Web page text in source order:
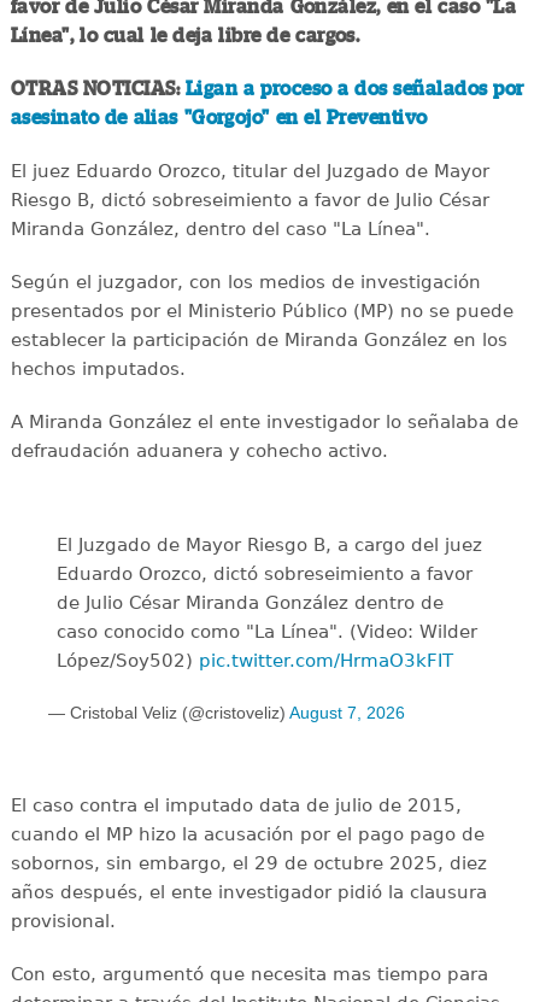
favor de Julio César Miranda González, en el caso "La
Línea", lo cual le deja libre de cargos.
OTRAS NOTICIAS: Ligan a proceso a dos señalados por
asesinato de alias "Gorgojo" en el Preventivo
El juez Eduardo Orozco, titular del Juzgado de Mayor
Riesgo B, dictó sobreseimiento a favor de Julio César
Miranda González, dentro del caso "La Línea".
Según el juzgador, con los medios de investigación
presentados por el Ministerio Público (MP) no se puede
establecer la participación de Miranda González en los
hechos imputados.
A Miranda González el ente investigador lo señalaba de
defraudación aduanera y cohecho activo.
El Juzgado de Mayor Riesgo B, a cargo del juez
Eduardo Orozco, dictó sobreseimiento a favor
de Julio César Miranda González dentro de
caso conocido como "La Línea". (Video: Wilder
López/Soy502) pic.twitter.com/HrmaO3kFIT
— Cristobal Veliz (@cristoveliz) August 7, 2026
El caso contra el imputado data de julio de 2015,
cuando el MP hizo la acusación por el pago pago de
sobornos, sin embargo, el 29 de octubre 2025, diez
años después, el ente investigador pidió la clausura
provisional.
Con esto, argumentó que necesita mas tiempo para